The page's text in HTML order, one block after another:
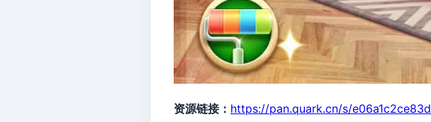
资源链接： https://pan.quark.cn/s/e06a1c2ce83d